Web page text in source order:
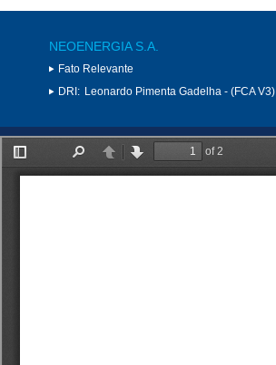
NEOENERGIA S.A.
Fato Relevante
DRI: Leonardo Pimenta Gadelha - (FCA V3)